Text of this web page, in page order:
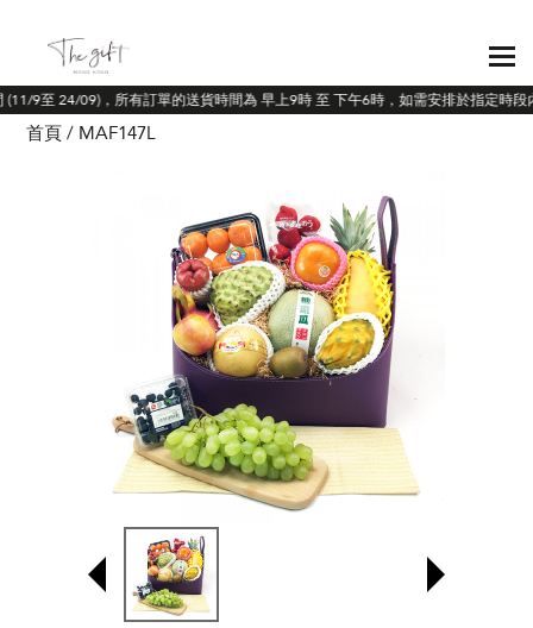
9至 24/09)，所有訂單的送貨時間為 早上9時 至 下午6時，如需安排於指定時段
首頁 MAF147L